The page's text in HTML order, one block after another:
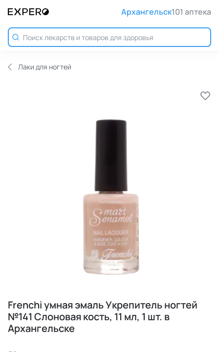
Архангельск101 аптека
Лаки для ногтей
Frenchi умная эмаль Укрепитель ногтей
№141 Слоновая кость, 11 мл, 1 шт. в
Архангельске